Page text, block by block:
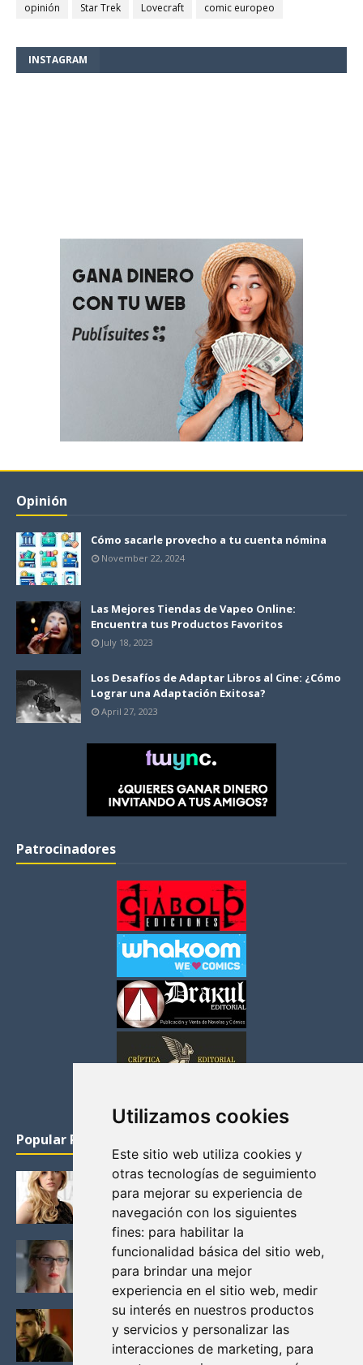
Utilizamos cookies
Este sitio web utiliza cookies y
otras tecnologías de seguimiento
para mejorar su experiencia de
navegación con los siguientes
fines: para habilitar la
funcionalidad básica del sitio web,
para brindar una mejor
experiencia en el sitio web, medir
su interés en nuestros productos
y servicios y personalizar las
interacciones de marketing, para
opinión
Star Trek Lovecraft comic europeo
INSTAGRAM
Opinión
Cómo sacarle provecho a tu cuenta nómina
November 22, 2024
Las Mejores Tiendas de Vapeo Online:
Encuentra tus Productos Favoritos
July 18, 2023
Los Desafíos de Adaptar Libros al Cine: ¿Cómo
Lograr una Adaptación Exitosa?
April 27, 2023
Patrocinadores
Popular Posts
KATHERYN WINNICK: LA ACTRIZ MAS GUAPA DE
VIKINGOS
Junio 14, 2013
FELICITY (EMILY BETT RICKARDS), LAS FOTOS
MAS BONITAS DE LA ALIADA DE ARROW
Noviembre 30, 2013
BLACK MIRROR: TODA TU HISTORIA. EPISODIO 3.
LA CRITICA
Mayo 17, 2012